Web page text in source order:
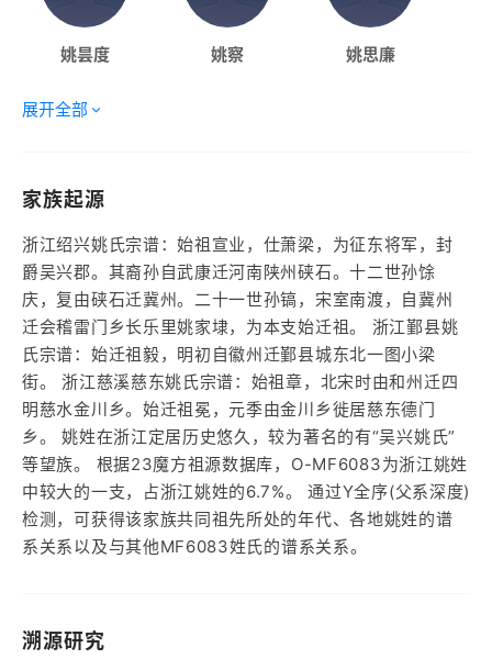
姚昙度 姚察 姚思廉
展开全部
家族起源
浙江绍兴姚氏宗谱：始祖宣业，仕萧梁，为征东将军，封
爵吴兴郡。其裔孙自武康迁河南陕州硖石。十二世孙馀
庆，复由硖石迁冀州。二十一世孙镐，宋室南渡，自冀州
迁会稽雷门乡长乐里姚家埭，为本支始迁祖。 浙江鄞县姚
氏宗谱：始迁祖毅，明初自徽州迁鄞县城东北一图小梁
街。 浙江慈溪慈东姚氏宗谱：始祖章，北宋时由和州迁四
明慈水金川乡。始迁祖冕，元季由金川乡徙居慈东德门
乡。 姚姓在浙江定居历史悠久，较为著名的有“吴兴姚氏”
等望族。 根据23魔方祖源数据库，O-MF6083为浙江姚姓
中较大的一支，占浙江姚姓的6.7%。 通过Y全序(父系深度)
检测，可获得该家族共同祖先所处的年代、各地姚姓的谱
系关系以及与其他MF6083姓氏的谱系关系。
溯源研究